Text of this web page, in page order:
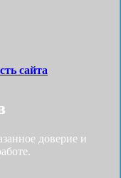
сайта
доверие и